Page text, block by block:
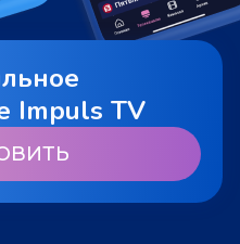
Impuls TV